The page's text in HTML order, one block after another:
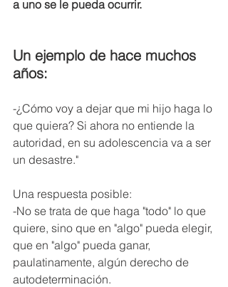
a uno se le pueda ocurrir.
Un ejemplo de hace muchos
años:
-¿Cómo voy a dejar que mi hijo haga lo
que quiera? Si ahora no entiende la
autoridad, en su adolescencia va a ser
un desastre."
Una respuesta posible:
-No se trata de que haga "todo" lo que
quiere, sino que en "algo" pueda elegir,
que en "algo" pueda ganar,
paulatinamente, algún derecho de
autodeterminación.